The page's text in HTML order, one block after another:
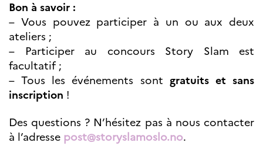
Bon à savoir :
– Vous pouvez participer à un ou aux deux
ateliers ;
– Participer au concours Story Slam est
facultatif ;
– Tous les événements sont gratuits et sans
inscription !
Des questions ? N’hésitez pas à nous contacter
à l’adresse post@storyslamoslo.no.